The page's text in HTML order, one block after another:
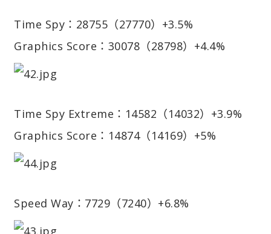
Time Spy：28755（27770）+3.5%
Graphics Score：30078（28798）+4.4%
Time Spy Extreme：14582（14032）+3.9%
Graphics Score：14874（14169）+5%
Speed Way：7729（7240）+6.8%